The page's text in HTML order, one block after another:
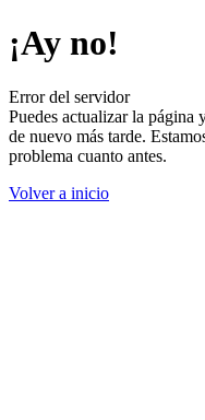
¡Ay no!
Error del servidor
Puedes actualizar la página
de nuevo más tarde.
problema cuanto antes.
Volver a inicio